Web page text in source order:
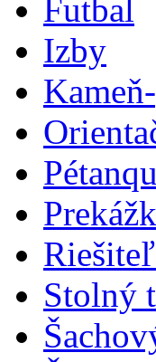
Futbal
Izby
Stolný